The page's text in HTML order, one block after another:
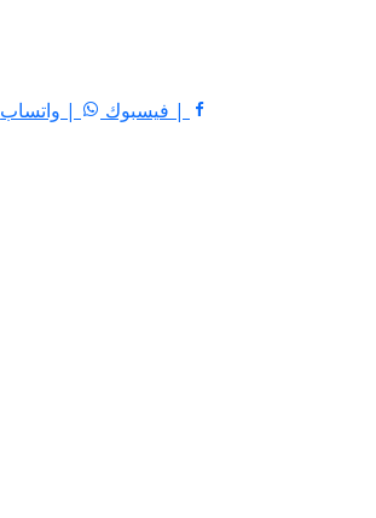
| فيسبوك | واتساب